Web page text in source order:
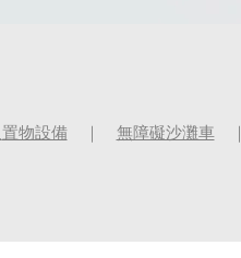
置物設備｜ 無障礙沙灘車